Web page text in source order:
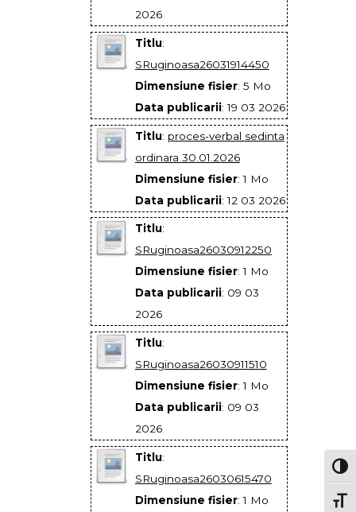
2026
Titlu:
SRuginoasa26031914450
Dimensiune fisier: 5 Mo
Data publicarii: 19 03 2026
Titlu: proces-verbal sedinta
ordinara 30.01.2026
Dimensiune fisier: 1 Mo
Data publicarii: 12 03 2026
Titlu:
SRuginoasa26030912250
Dimensiune fisier: 1 Mo
Data publicarii: 09 03
2026
Titlu:
SRuginoasa26030911510
Dimensiune fisier: 1 Mo
Data publicarii: 09 03
2026
Titlu:
SRuginoasa26030615470
Dimensiune fisier: 1 Mo